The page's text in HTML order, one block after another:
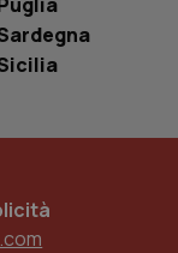
di
traccia
incorporati
la gestione
dell’esperienza